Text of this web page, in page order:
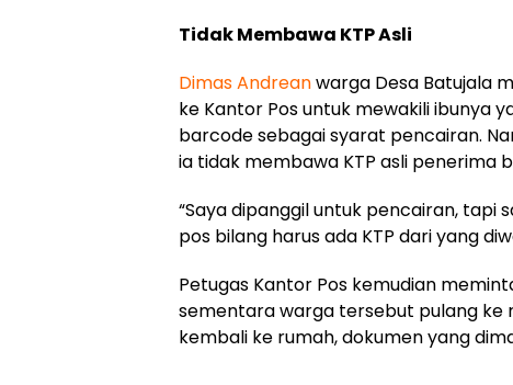
Tidak Membawa KTP Asli
Dimas Andreanwarga Desa Batujala
ke Kantor Pos untuk mewakili ibunya
barcode sebagai syarat pencairan.
ia tidak membawa KTP asli penerima
“Saya dipanggil untuk pencairan, tapi
pos bilang harus ada KTP dari yang
Petugas Kantor Pos kemudian
sementara warga tersebut pulang ke
kembali ke rumah, dokumen yang